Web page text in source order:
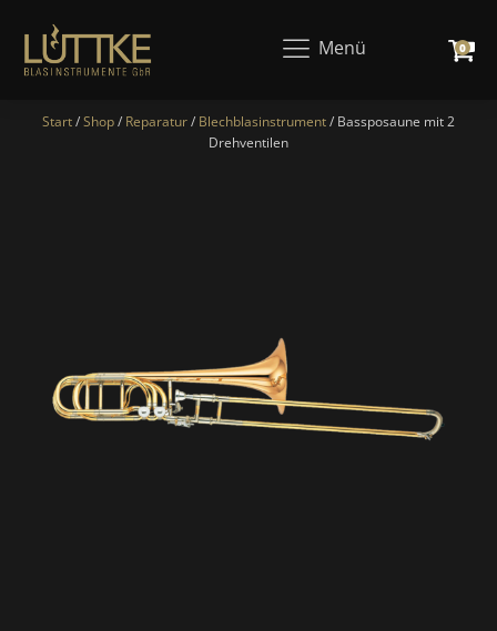
Menü 0
Start/Shop/ Reparatur/ Blechblasinstrument/ Bassposaune mit 2
Drehventilen